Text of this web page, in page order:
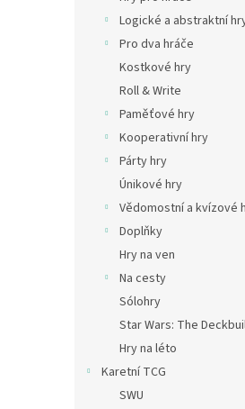
Logické a abstraktní
Pro dva hráče
Kostkové hry
Roll & Write
Paměťové hry
Kooperativní hry
Párty hry
Únikové hry
Vědomostní a kvízové
Doplňky
Hry na ven
Na cesty
Sólohry
Star Wars: The
Hry na léto
Karetní TCG
SWU